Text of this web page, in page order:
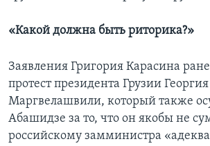
«Какой должна быть риторика?»
Заявления Григория Карасина
протест президента Грузии Георгия
Маргвелашвили, который также
Абашидзе за то, что он якобы не
российскому замминистра